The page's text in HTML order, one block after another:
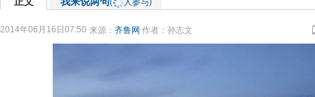
( 人参与)
2014年06月16日07:50 来源： 齐鲁网 作者：孙志文